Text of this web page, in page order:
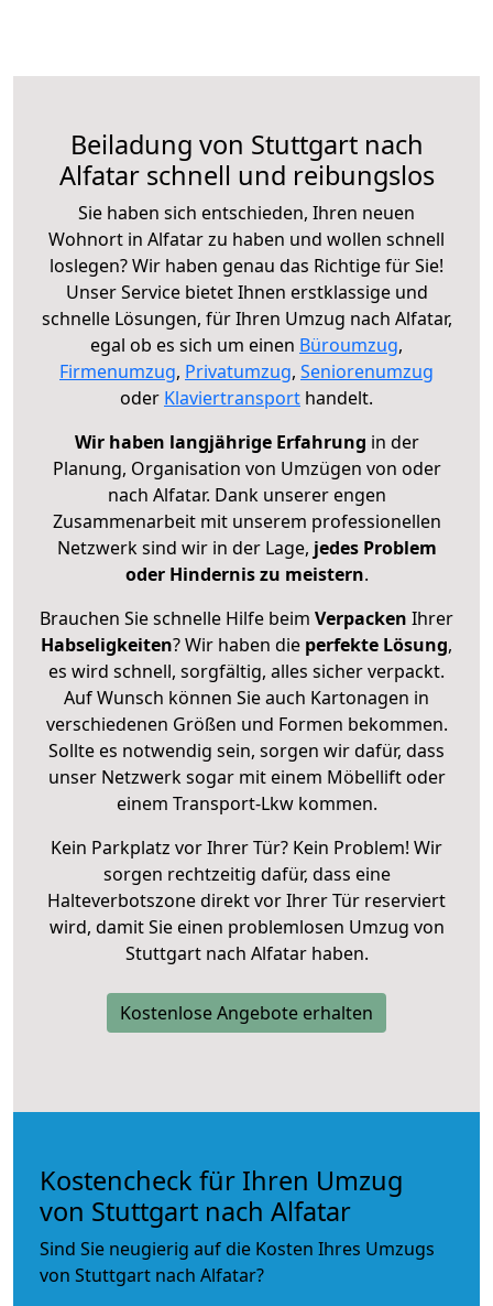
Beiladung von Stuttgart nach
Alfatar schnell und reibungslos
Sie haben sich entschieden, Ihren neuen
Wohnort in Alfatar zu haben und wollen schnell
loslegen? Wir haben genau das Richtige für Sie!
Unser Service bietet Ihnen erstklassige und
schnelle Lösungen, für Ihren Umzug nach Alfatar,
egal ob es sich um einen Büroumzug,
Firmenumzug, Privatumzug, Seniorenumzug
oder Klaviertransport handelt.
Wir haben langjährige Erfahrung in der
Planung, Organisation von Umzügen von oder
nach Alfatar. Dank unserer engen
Zusammenarbeit mit unserem professionellen
Netzwerk sind wir in der Lage, jedes Problem
oder Hindernis zu meistern.
Brauchen Sie schnelle Hilfe beim Verpacken Ihrer
Habseligkeiten? Wir haben die perfekte Lösung,
es wird schnell, sorgfältig, alles sicher verpackt.
Auf Wunsch können Sie auch Kartonagen in
verschiedenen Größen und Formen bekommen.
Sollte es notwendig sein, sorgen wir dafür, dass
unser Netzwerk sogar mit einem Möbellift oder
einem Transport-Lkw kommen.
Kein Parkplatz vor Ihrer Tür? Kein Problem! Wir
sorgen rechtzeitig dafür, dass eine
Halteverbotszone direkt vor Ihrer Tür reserviert
wird, damit Sie einen problemlosen Umzug von
Stuttgart nach Alfatar haben.
Kostenlose Angebote erhalten
Kostencheck für Ihren Umzug
von Stuttgart nach Alfatar
Sind Sie neugierig auf die Kosten Ihres Umzugs
von Stuttgart nach Alfatar?